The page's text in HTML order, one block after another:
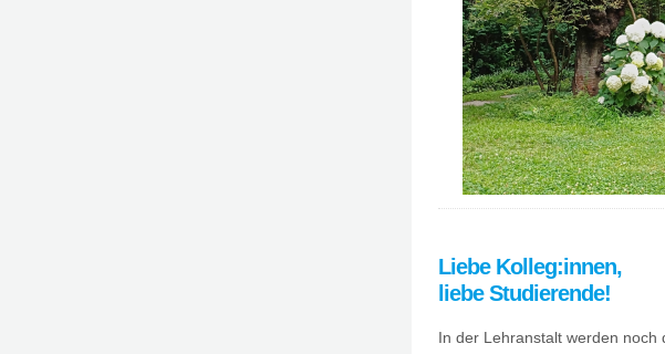
Liebe Kolleg:innen,
liebe Studierende!
In der Lehranstalt werden noch